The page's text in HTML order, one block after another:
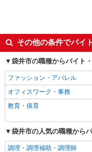
車通勤OK
社会保険あり
その他の条件でバイ
袋井市の職種からバイト
ファッション・アパレル
オフィスワーク・事務
教育・保育
袋井市の人気の職種から
調理・調理補助・調理師